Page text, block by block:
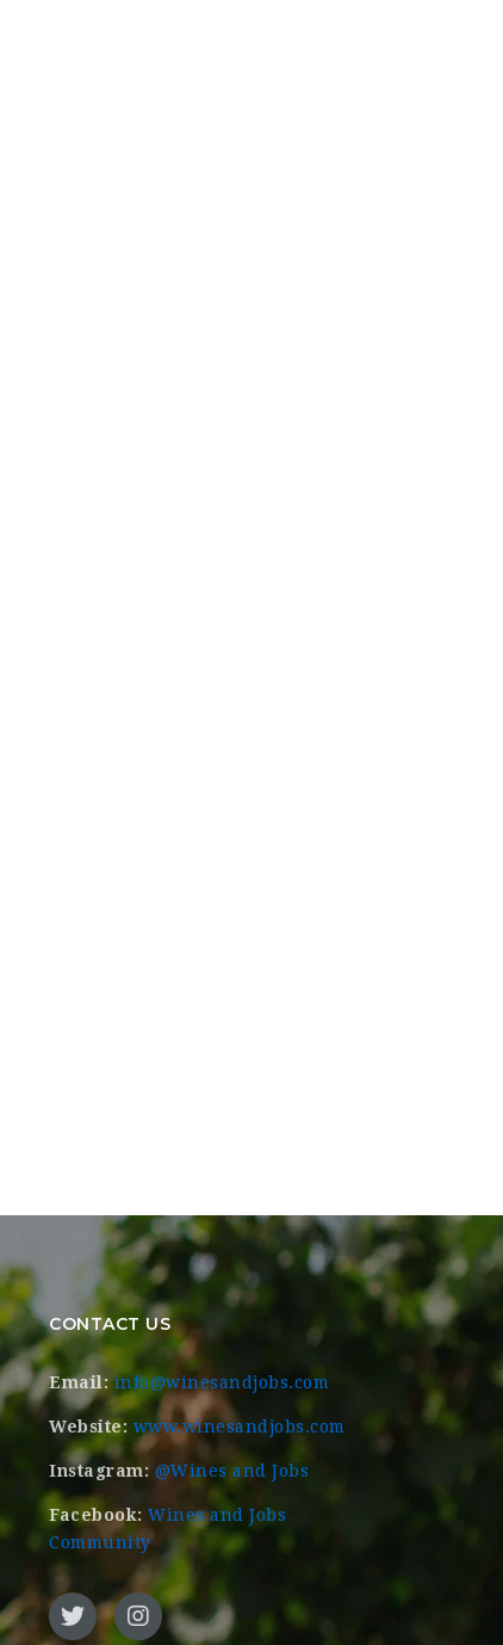
CONTACT US
Email: info@winesandjobs.com
Website: www.winesandjobs.com
Instagram: @Wines and Jobs
Facebook: Wines and Jobs
Community